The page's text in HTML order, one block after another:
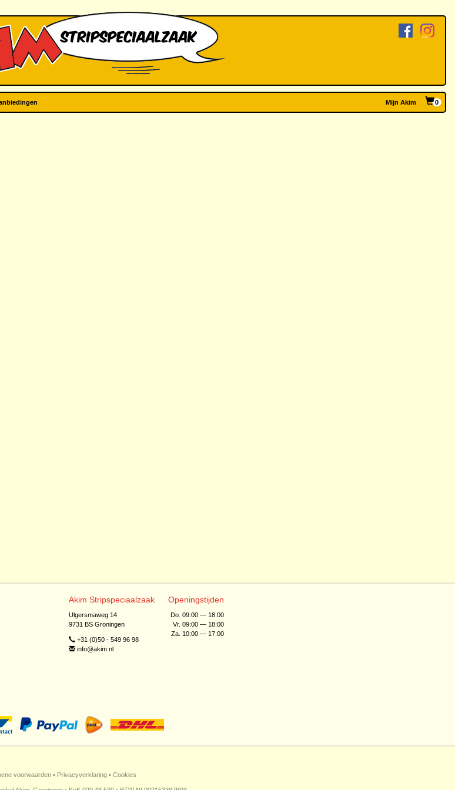
Mijn Akim 0
Akim Stripspeciaalzaak
Ulgersmaweg 14
9731 BS Groningen
+31 (0)50 - 549 96 98
info@akim.nl
Openingstijden
Do. 09:00 — 18:00
Vr. 09:00 — 18:00
Za. 10:00 — 17:00
voorwaarden • Privacyverklaring • Cookies